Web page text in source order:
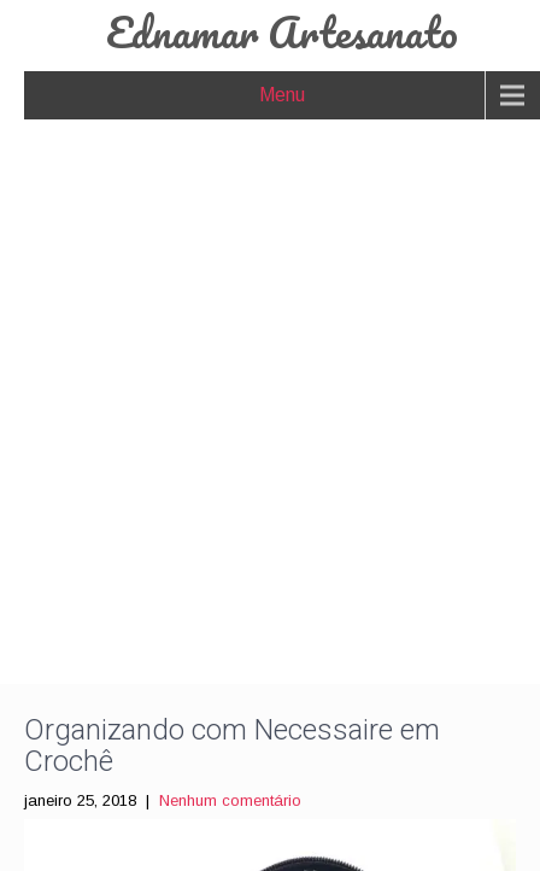
Ednamar Artesanato
Menu
Organizando com Necessaire em
Crochê
janeiro 25, 2018 | Nenhum comentário